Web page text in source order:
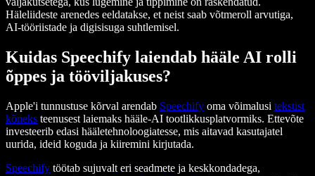
Häleliideste arenedes eeldatakse, et neist saab võtmeroll arvutiga,
AI-tööriistade ja digisisuga suhtlemisel.
Kuidas Speechify laiendab hääle AI rolli
õppes ja tööviljakuses?
Apple'i tunnustuse kõrval arendab Speechify oma võimalusi tekstist
kõneks teenusest laiemaks hääle-AI tootlikkusplatvormiks. Ettevõte
investeerib edasi hääletehnoloogiatesse, mis aitavad kasutajatel
uurida, ideid koguda ja kiiremini kirjutada.
Speechify töötab sujuvalt eri seadmete ja keskkondadega,